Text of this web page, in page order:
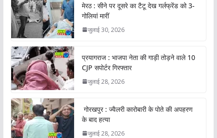
मेरठ : सीने पर दूसरे का टैटू देख गर्लफ्रेंड को 3-
गोलियां मारीं
जुलाई 30, 2026
प्रयागराज : भाजपा नेता की गाड़ी तोड़ने वाले 10
CJP सपोर्टर गिरफ्तार
जुलाई 28, 2026
गोरखपुर : ज्वैलरी कारोबारी के पोते की अपहरण
के बाद हत्या
जुलाई 28, 2026